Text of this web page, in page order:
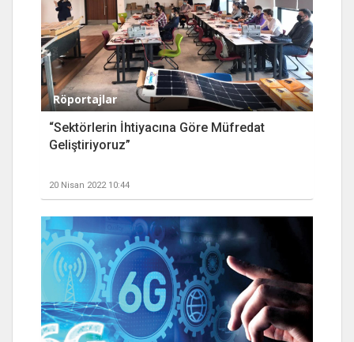
Röportajlar
“Sektörlerin İhtiyacına Göre Müfredat
Geliştiriyoruz”
20 Nisan 2022 10:44